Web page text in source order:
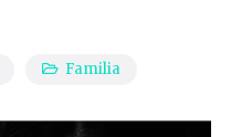
Familia